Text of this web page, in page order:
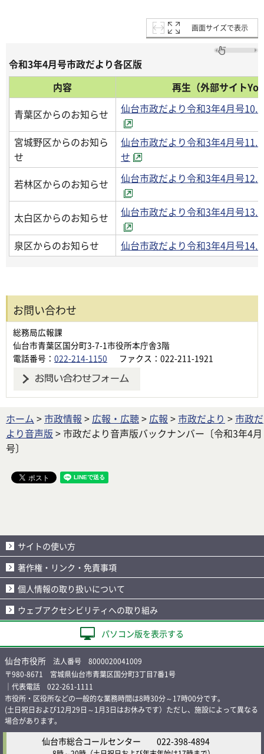
画面サイズで表示
令和3年4月号市政だより各区版
内容
再生（外部サイト
青葉区からのお知らせ
仙台市政だより令和3年4月号10.
宮城野区からのお知ら
せ
仙台市政だより令和3年4月号11.
せ
若林区からのお知らせ
仙台市政だより令和3年4月号12.
太白区からのお知らせ 仙台市政だより令和3年4月号13.
泉区からのお知らせ 仙台市政だより令和3年4月号14.
お問い合わせ
総務局広報課
仙台市青葉区国分町3-7-1市役所本庁舎3階
電話番号： 022-214-1150 ファクス：022-211-1921
ホーム >市政情報 > 広報・広聴> 広報 >市政だより >市政だ
より音声版 > 市政だより音声版バックナンバー〔令和3年4月
号〕
サイトの使い方
著作権・リンク・免責事項
個人情報の取り扱いについて
ウェブアクセシビリティへの取り組み
パソコン版を表示する
仙台市役所 法人番号 8000020041009
〒980-8671 宮城県仙台市青葉区国分町3丁目7番1号
｜代表電話 022-261-1111
市役所・区役所などの一般的な業務時間は8時30分～17時00分です。
(土日祝日および12月29日～1月3日はお休みです）ただし、施設によって異なる
場合があります。
仙台市総合コールセンター 022-398-4894